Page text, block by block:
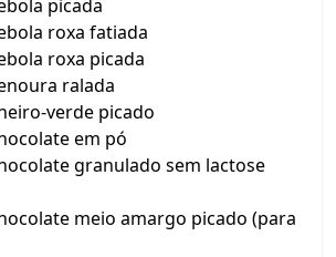
picada
roxa fatiada
roxa picada
ralada
verde picado
em pó
granulado sem lactose
meio amargo picado (para